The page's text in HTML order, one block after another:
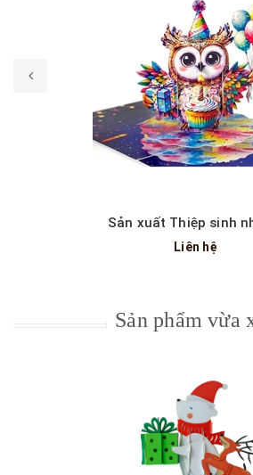
Sản xuất Thiệp sinh
Liên hệ
Sản phẩm vừa